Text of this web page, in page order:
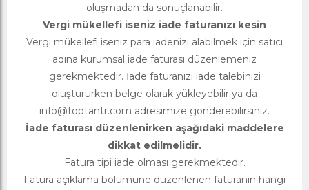
oluşmadan da sonuçlanabilir.
Vergi mükellefi iseniz iade faturanızı kesin
Vergi mükellefi iseniz para iadenizi alabilmek için satıcı
adına kurumsal iade faturası düzenlemeniz
gerekmektedir. İade faturanızı iade talebinizi
oluştururken belge olarak yükleyebilir ya da
info@toptantr.com adresimize gönderebilirsiniz.
İade faturası düzenlenirken aşağıdaki maddelere
dikkat edilmelidir.
Fatura tipi iade olması gerekmektedir.
Fatura açıklama bölümüne düzenlenen faturanın hangi